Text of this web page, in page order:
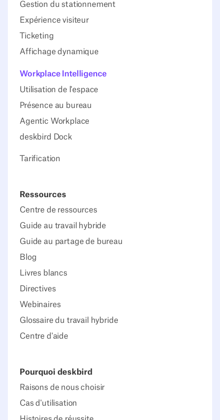
Gestion du stationnement
Expérience visiteur
Ticketing
Affichage dynamique
Workplace Intelligence
Utilisation de l'espace
Présence au bureau
Agentic Workplace
deskbird Dock
Tarification
Ressources
Centre de ressources
Guide au travail hybride
Guide au partage de bureau
Blog
Livres blancs
Directives
Webinaires
Glossaire du travail hybride
Centre d'aide
Pourquoi deskbird
Raisons de nous choisir
Cas d'utilisation